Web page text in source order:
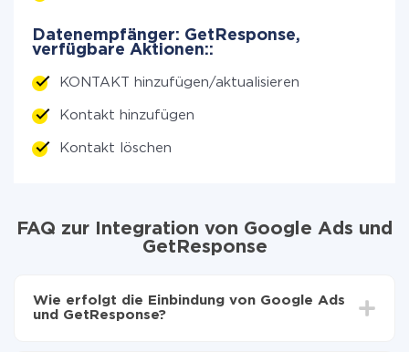
Datenempfänger: GetResponse,
verfügbare Aktionen::
KONTAKT hinzufügen/aktualisieren
Kontakt hinzufügen
Kontakt löschen
FAQ zur Integration von Google Ads und
GetResponse
Wie erfolgt die Einbindung von Google Ads
und GetResponse?